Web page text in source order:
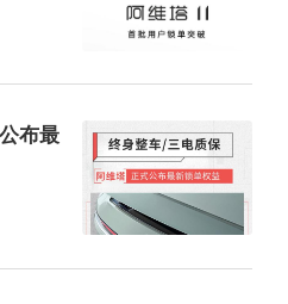
下快速抑制车身侧倾与
布最